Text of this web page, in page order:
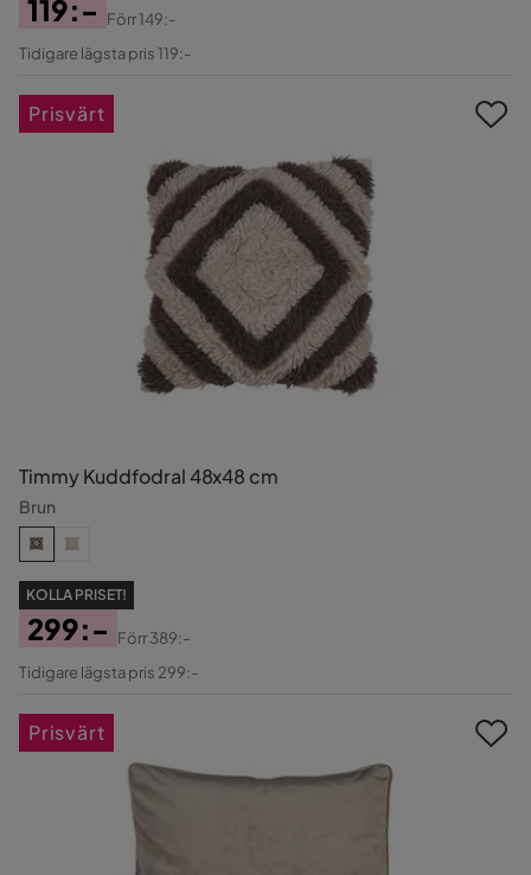
Pris
119:-
Original
Förr149:-
Tidigare lägsta pris 119:-
Timmy Kuddfodral 48x48 cm
Brun
KOLLA PRISET!
Pris
299:-
Original
Förr389:-
Tidigare lägsta pris 299:-
Prisvärt
Prisvärt